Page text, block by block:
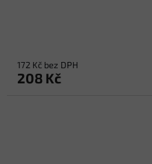
172 Kč bez DPH
208 Kč